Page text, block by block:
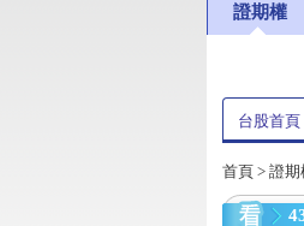
證期權
台股首頁
首頁 > 證期